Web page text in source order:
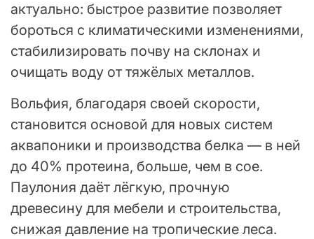
актуально: быстрое развитие позволяет
бороться с климатическими изменениями,
стабилизировать почву на склонах и
очищать воду от тяжёлых металлов.
Вольфия, благодаря своей скорости,
становится основой для новых систем
аквапоники и производства белка — в ней
до 40% протеина, больше, чем в сое.
Паулония даёт лёгкую, прочную
древесину для мебели и строительства,
снижая давление на тропические леса.